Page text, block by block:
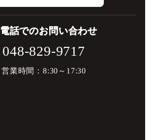
電話でのお問 い合わせ
048-829-9717
営業時間：8:30～17:30